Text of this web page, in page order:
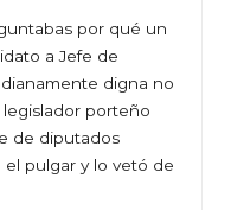
por qué un
a Jefe de
digna no
porteño
de diputados
pulgar y lo vetó de